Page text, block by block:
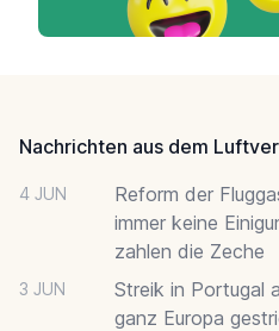
Nachrichten aus dem
4 JUN
Reform der
immer keine
zahlen die Zeche
3 JUN
Streik in Portugal
ganz Europa